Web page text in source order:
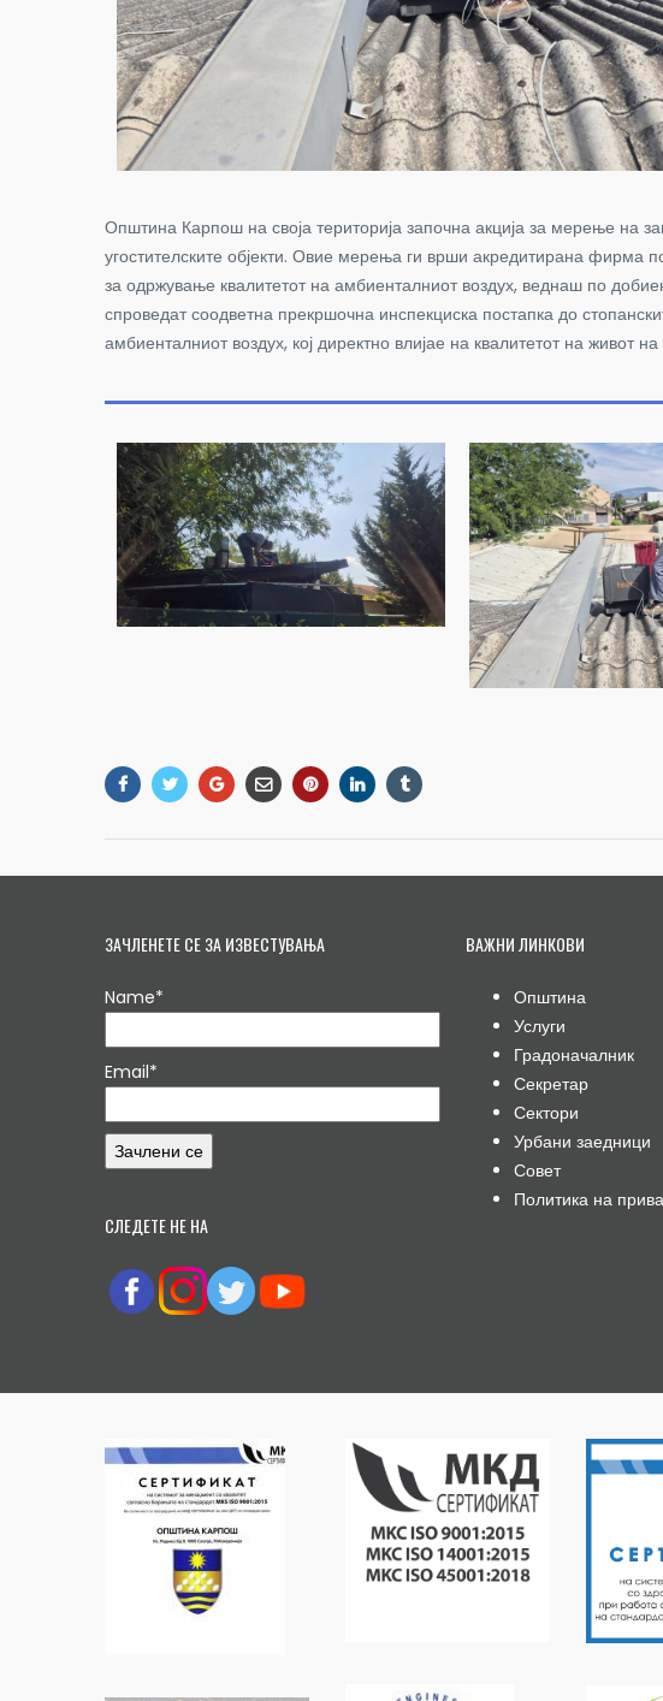
Општина Карпош на своја територија започна акција за мерење на
угостителските објекти. Овие мерења ги врши акредитирана фирма
за одржување квалитетот на амбиенталниот воздух, веднаш по
спроведат соодветна прекршочна инспекциска постапка до
амбиенталниот воздух, кој директно влијае на квалитетот на
ЗАЧЛЕНЕТЕ СЕ ЗА ИЗВЕСТУВАЊА
Name*
Email*
СЛЕДЕТЕ НЕ НА
ВАЖНИ ЛИНКОВИ
Општина
Услуги
Градоначалник
Секретар
Сектори
Урбани заедници
Совет
Политика на